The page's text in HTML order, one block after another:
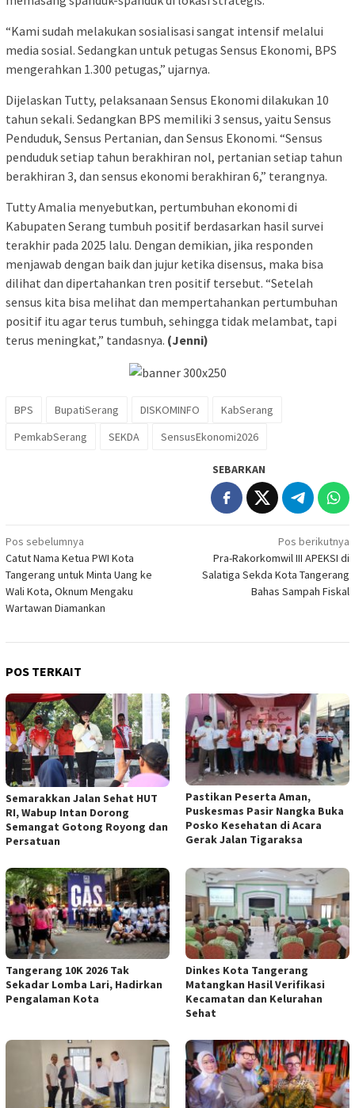
“Kami sudah melakukan sosialisasi sangat intensif melalui
media sosial. Sedangkan untuk petugas Sensus Ekonomi, BPS
mengerahkan 1.300 petugas,” ujarnya.
Dijelaskan Tutty, pelaksanaan Sensus Ekonomi dilakukan 10
tahun sekali. Sedangkan BPS memiliki 3 sensus, yaitu Sensus
Penduduk, Sensus Pertanian, dan Sensus Ekonomi. “Sensus
penduduk setiap tahun berakhiran nol, pertanian setiap tahun
berakhiran 3, dan sensus ekonomi berakhiran 6,” terangnya.
Tutty Amalia menyebutkan, pertumbuhan ekonomi di
Kabupaten Serang tumbuh positif berdasarkan hasil survei
terakhir pada 2025 lalu. Dengan demikian, jika responden
menjawab dengan baik dan jujur ketika disensus, maka bisa
dilihat dan dipertahankan tren positif tersebut. “Setelah
sensus kita bisa melihat dan mempertahankan pertumbuhan
positif itu agar terus tumbuh, sehingga tidak melambat, tapi
terus meningkat,” tandasnya. (Jenni)
BPS BupatiSerang DISKOMINFO
KabSerang
PemkabSerang
SEKDA SensusEkonomi2026
SEBARKAN
Navigasi
pos
Pos sebelumnya
Catut Nama Ketua PWI Kota
Tangerang untuk Minta Uang ke
Wali Kota, Oknum Mengaku
Wartawan Diamankan
Pos berikutnya
Pra-Rakorkomwil III APEKSI di
Salatiga Sekda Kota Tangerang
Bahas Sampah Fiskal
POS TERKAIT
Semarakkan Jalan Sehat HUT
RI, Wabup Intan Dorong
Semangat Gotong Royong dan
Persatuan
Pastikan Peserta Aman,
Puskesmas Pasir Nangka Buka
Posko Kesehatan di Acara
Gerak Jalan Tigaraksa
Tangerang 10K 2026 Tak
Sekadar Lomba Lari, Hadirkan
Pengalaman Kota
Dinkes Kota Tangerang
Matangkan Hasil Verifikasi
Kecamatan dan Kelurahan
Sehat